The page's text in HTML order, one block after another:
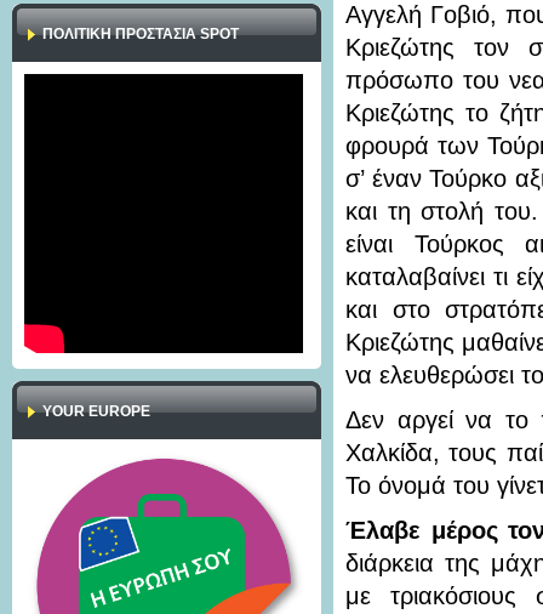
ΠΟΛΙΤΙΚΉ ΠΡΟΣΤΑΣΊΑ SPOT
YOUR EUROPE
Αγγελή Γοβιό,
Κριεζώτης τον
πρόσωπο του
Κριεζώτης το
φρουρά των
σ’ έναν Τούρκο
και τη στολή του.
είναι Τούρκος
καταλαβαίνει τι
και στο
Κριεζώτης
να ελευθερώσει
Δεν αργεί να
Χαλκίδα, τους
Το όνομά του
Έλαβε μέρος
διάρκεια της
με τριακόσιους